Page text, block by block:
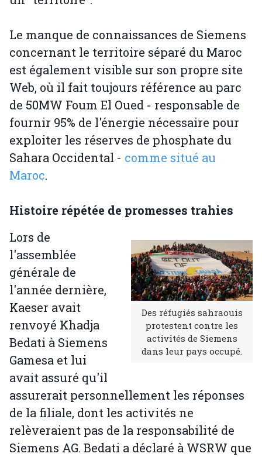
Le manque de connaissances de Siemens
concernant le territoire séparé du Maroc
est également visible sur son propre site
Web, où il fait toujours référence au parc
de 50MW Foum El Oued - responsable de
fournir 95% de l'énergie nécessaire pour
exploiter les réserves de phosphate du
Sahara Occidental - comme situé au
Maroc.
Histoire répétée de promesses trahies
Des réfugiés sahraouis
protestent contre les
activités de Siemens
dans leur pays occupé.
Lors de
l'assemblée
générale de
l'année dernière,
Kaeser avait
renvoyé Khadja
Bedati à Siemens
Gamesa et lui
avait assuré qu'il
assurerait personnellement les réponses
de la filiale, dont les activités ne
relèveraient pas de la responsabilité de
Siemens AG. Bedati a déclaré à WSRW que